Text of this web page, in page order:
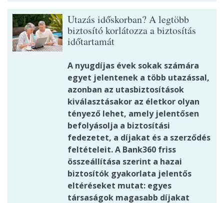
Utazás időskorban? A legtöbb
biztosító korlátozza a biztosítás
időtartamát
A nyugdíjas évek sokak számára
egyet jelentenek a több utazással,
azonban az utasbiztosítások
kiválasztásakor az életkor olyan
tényező lehet, amely jelentősen
befolyásolja a biztosítási
fedezetet, a díjakat és a szerződés
feltételeit. A Bank360 friss
összeállítása szerint a hazai
biztosítók gyakorlata jelentős
eltéréseket mutat: egyes
társaságok magasabb díjakat